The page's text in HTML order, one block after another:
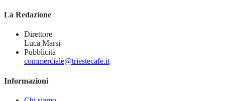
La Redazione
Direttore
Luca Marsi
Pubblicità
commerciale@triestecafe.it
Informazioni